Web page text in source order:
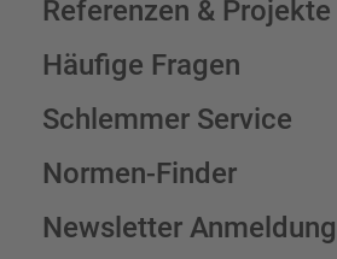
Referenzen & Projekte
Häufige Fragen
Schlemmer Service
Normen-Finder
Newsletter Anmeldung